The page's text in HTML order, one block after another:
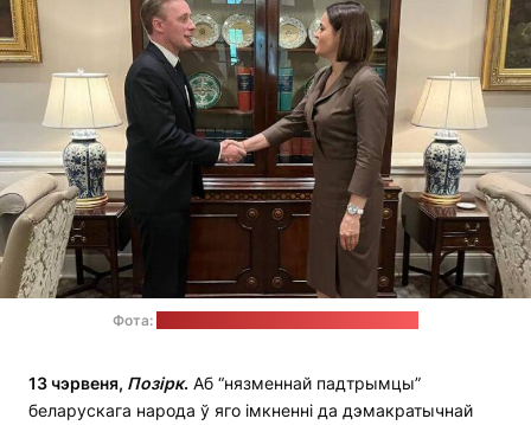
Фота:
13 чэрвеня, Позірк. Аб “нязменнай падтрымцы”
беларускага народа ў яго імкненні да дэмакратычнай